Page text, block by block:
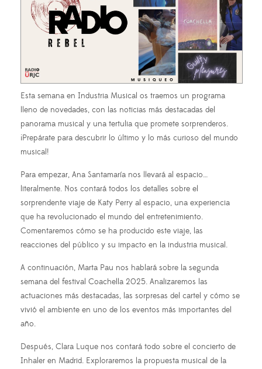
Esta semana en Industria Musical os traemos un programa
lleno de novedades, con las noticias más destacadas del
panorama musical y una tertulia que promete sorprenderos.
¡Prepárate para descubrir lo último y lo más curioso del mundo
musical!
Para empezar, Ana Santamaría nos llevará al espacio…
literalmente. Nos contará todos los detalles sobre el
sorprendente viaje de Katy Perry al espacio, una experiencia
que ha revolucionado el mundo del entretenimiento.
Comentaremos cómo se ha producido este viaje, las
reacciones del público y su impacto en la industria musical.
A continuación, Marta Pau nos hablará sobre la segunda
semana del festival Coachella 2025. Analizaremos las
actuaciones más destacadas, las sorpresas del cartel y cómo se
vivió el ambiente en uno de los eventos más importantes del
año.
Después, Clara Luque nos contará todo sobre el concierto de
Inhaler en Madrid. Exploraremos la propuesta musical de la